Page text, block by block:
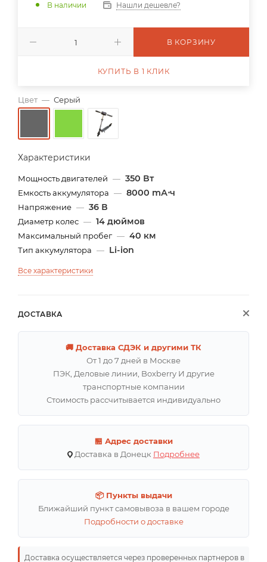
Цвет — Серый
Характеристики
Мощность двигателей — 350 Вт
Емкость аккумулятора — 8000 mА⋅ч
Напряжение — 36 В
Диаметр колес — 14 дюймов
Максимальный пробег — 40 км
Тип аккумулятора — Li-ion
Все характеристики
ДОСТАВКА
🚚 Доставка СДЭК и другими ТК
От 1 до 7 дней в Москве
ПЭК, Деловые линии, Boxberry И другие
транспортные компании
Стоимость рассчитывается индивидуально
🏪 Адрес доставки
Доставка в Донецк Подробнее
📦 Пункты выдачи
Ближайший пункт самовывоза в вашем городе
Подробности о доставке
Доставка осуществляется через проверенных партнеров в
В наличии
Нашли дешевле?
В КОРЗИНУ
КУПИТЬ В 1 КЛИК